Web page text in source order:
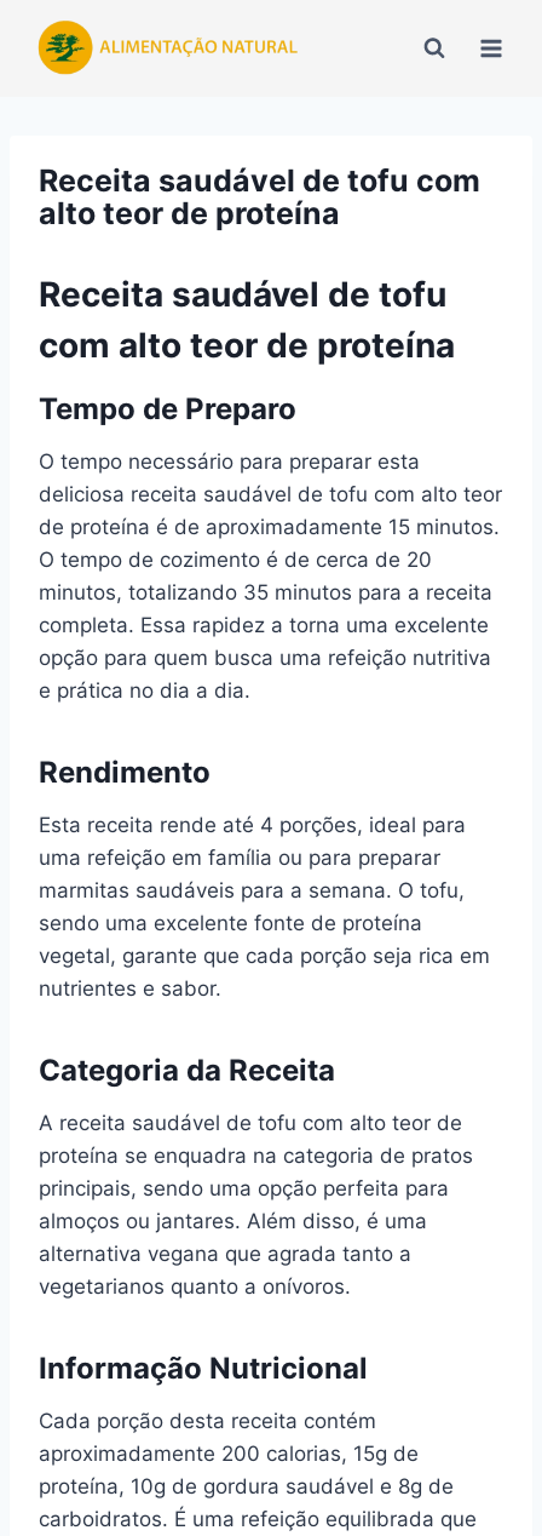
para
Receita saudável de tofu com
alto teor de proteína
Receita saudável de tofu
com alto teor de proteína
Tempo de Preparo
O tempo necessário para preparar esta
deliciosa receita saudável de tofu com alto teor
de proteína é de aproximadamente 15 minutos.
O tempo de cozimento é de cerca de 20
minutos, totalizando 35 minutos para a receita
completa. Essa rapidez a torna uma excelente
opção para quem busca uma refeição nutritiva
e prática no dia a dia.
Rendimento
Esta receita rende até 4 porções, ideal para
uma refeição em família ou para preparar
marmitas saudáveis para a semana. O tofu,
sendo uma excelente fonte de proteína
vegetal, garante que cada porção seja rica em
nutrientes e sabor.
Categoria da Receita
A receita saudável de tofu com alto teor de
proteína se enquadra na categoria de pratos
principais, sendo uma opção perfeita para
almoços ou jantares. Além disso, é uma
alternativa vegana que agrada tanto a
vegetarianos quanto a onívoros.
Informação Nutricional
Cada porção desta receita contém
aproximadamente 200 calorias, 15g de
proteína, 10g de gordura saudável e 8g de
carboidratos. É uma refeição equilibrada que